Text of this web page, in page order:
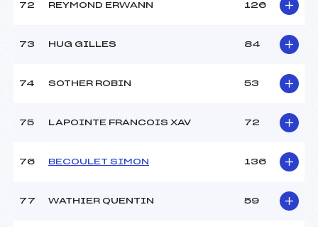
72 REYMOND ERWANN 126
73 HUG GILLES 84
74 SOTHER ROBIN 53
75 LAPOINTE FRANCOIS XAV 72
76 BECOULET SIMON 136
77 WATHIER QUENTIN 59